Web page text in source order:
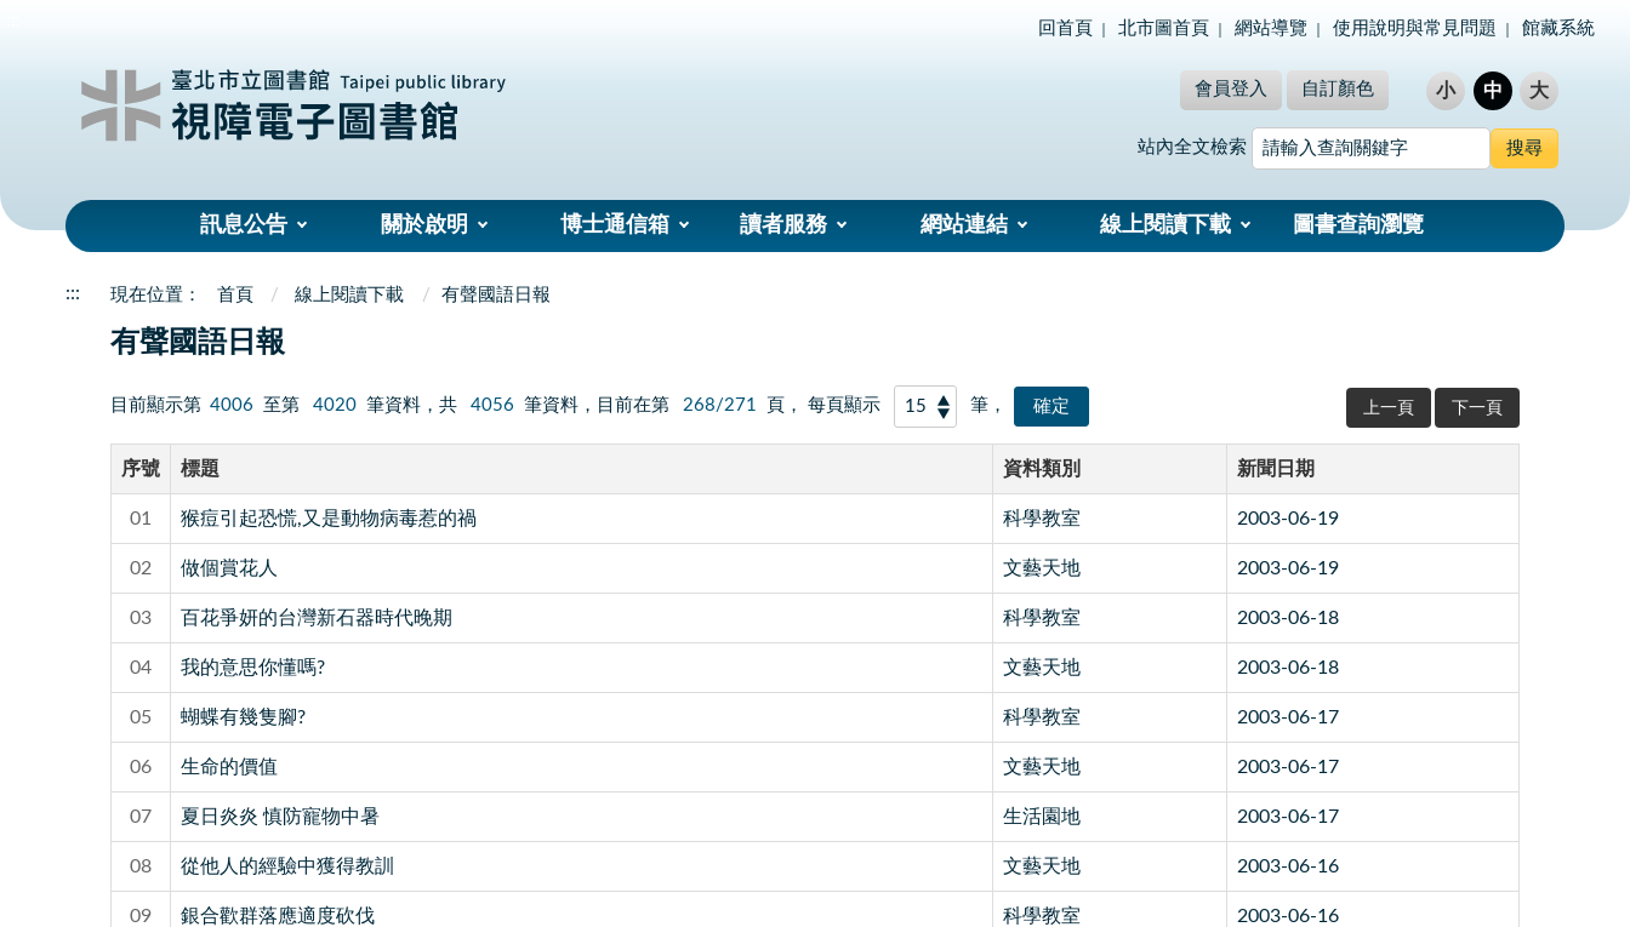
回首頁 北市圖首頁 網站導覽 使用說明與常見問題 館藏系統
會員登入 自訂顏色 小 中 大
站內全文檢索
訊息公告 關於啟明 博士通信箱 讀者服務 網站連結 線上閱讀下載 圖書查詢瀏覽
::: 首頁 線上閱讀下載 有聲國語日報
有聲國語日報
目前顯示第 4006 至第 4020 筆資料，共 4056 筆資料，目前在第 268/271 頁， 每頁顯示 筆， 上一頁 下一頁
序號 標題 資料類別 新聞日期
01 猴痘引起恐慌,又是動物病毒惹的禍 科學教室 2003-06-19
02 做個賞花人 文藝天地 2003-06-19
03 百花爭妍的台灣新石器時代晚期 科學教室 2003-06-18
04 我的意思你懂嗎? 文藝天地 2003-06-18
05 蝴蝶有幾隻腳? 科學教室 2003-06-17
06 生命的價值 文藝天地 2003-06-17
07 夏日炎炎 慎防寵物中暑 生活園地 2003-06-17
08 從他人的經驗中獲得教訓 文藝天地 2003-06-16
09 銀合歡群落應適度砍伐 科學教室 2003-06-16